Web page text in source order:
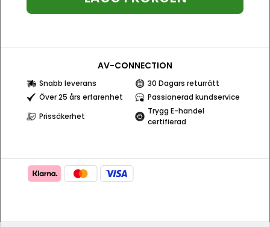
AV-CONNECTION
Snabb leverans
30 Dagars returrätt
Över 25 års erfarenhet
Passionerad kundservice
Prissäkerhet
Trygg E-handel
certifierad